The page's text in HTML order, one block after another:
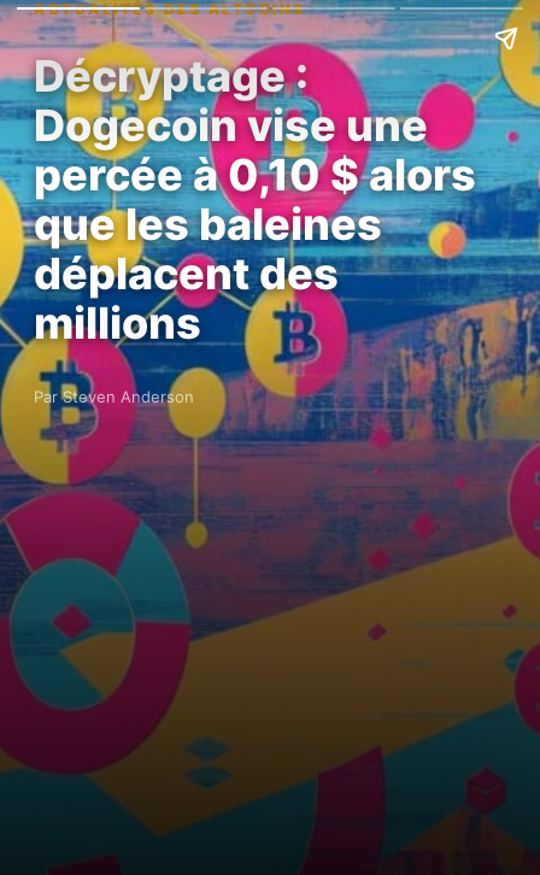
ACTUALITÉS DES ALTCOINS
Décryptage :
Dogecoin vise une
percée à 0,10 $ alors
que les baleines
déplacent des
millions
Par Steven Anderson